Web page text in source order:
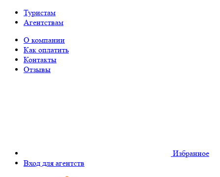
Туристам
Агентствам
О компании
Как оплатить
Контакты
Отзывы
Избранное
Вход для агентств